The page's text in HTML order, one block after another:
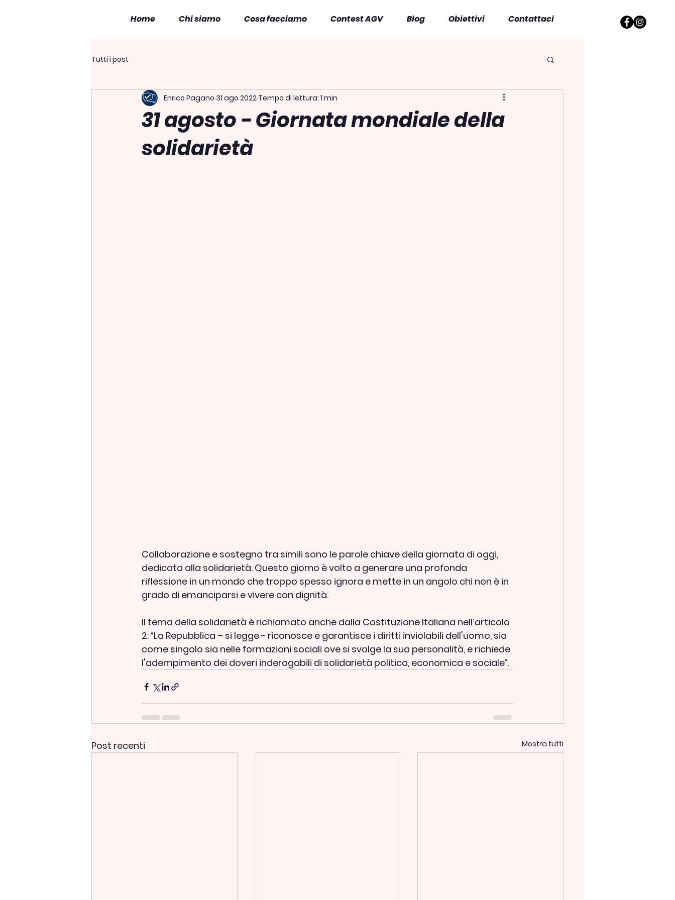
Home Chi siamo Cosa facciamo Contest AGV Blog Obiettivi Contattaci
Tutti i post
31 agosto - Giornata mondiale della
solidarietà
Enrico Pagano 31 ago 2022 Tempo di lettura: 1 min
Collaborazione e sostegno tra simili sono le parole chiave della giornata di oggi,
dedicata alla solidarietà. Questo giorno è volto a generare una profonda
riflessione in un mondo che troppo spesso ignora e mette in un angolo chi non è in
grado di emanciparsi e vivere con dignità.
Il tema della solidarietà è richiamato anche dalla Costituzione Italiana nell’articolo
2: “La Repubblica – si legge - riconosce e garantisce i diritti inviolabili dell'uomo, sia
come singolo sia nelle formazioni sociali ove si svolge la sua personalità, e richiede
l'adempimento dei doveri inderogabili di solidarietà politica, economica e sociale”.
Post recenti Mostra tutti